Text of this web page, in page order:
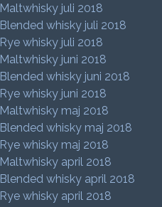
Maltwhisky juli 2018
Blended whisky juli 2018
Rye whisky juli 2018
Maltwhisky juni 2018
Blended whisky juni 2018
Rye whisky juni 2018
Maltwhisky maj 2018
Blended whisky maj 2018
Rye whisky maj 2018
Maltwhisky april 2018
Blended whisky april 2018
Rye whisky april 2018